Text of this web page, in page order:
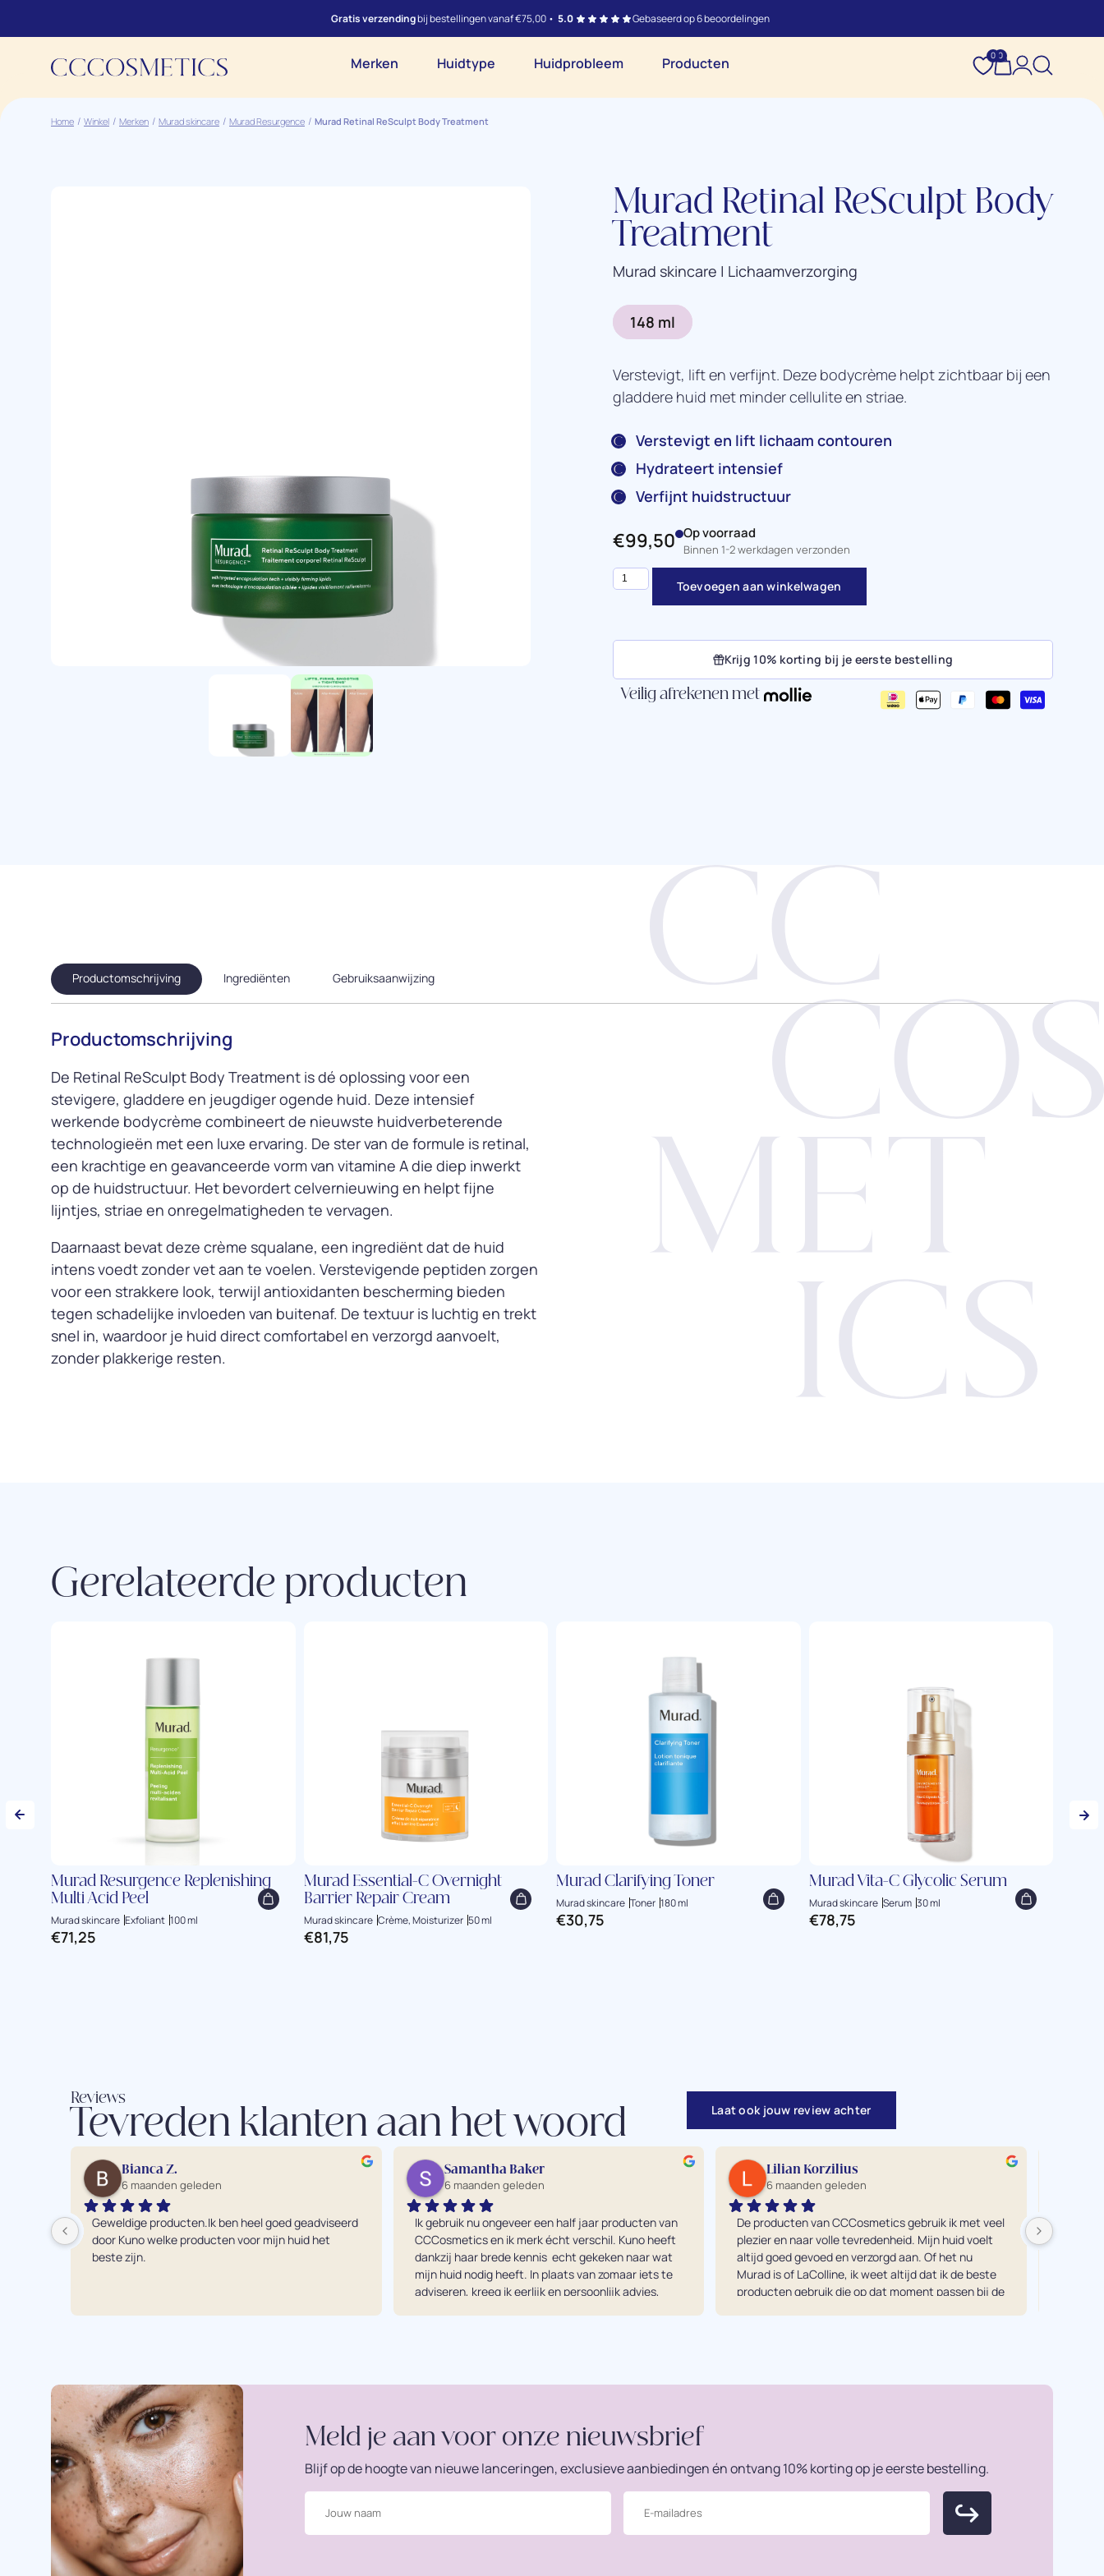
Gratis verzendingbij bestellingen vanaf €75,00 • 5.0 Gebaseerd op 6 beoordelingen
Merken Huidtype Huidprobleem Producten 0 0
Home Winkel Merken Murad skincare Murad Resurgence Murad Retinal ReSculpt Body Treatment
Murad Retinal ReSculpt Body
Treatment
Murad skincare | Lichaamverzorging
148 ml
Verstevigt, lift en verfijnt. Deze bodycrème helpt zichtbaar bij een
gladdere huid met minder cellulite en striae.
Verstevigt en lift lichaam contouren
Hydrateert intensief
Verfijnt huidstructuur
€99,50 Op voorraad
Binnen 1-2 werkdagen verzonden
Toevoegen aan winkelwagen
Krijg 10% korting bij je eerste bestelling
Veilig afrekenen met
Productomschrijving Ingrediënten Gebruiksaanwijzing
Productomschrijving
De Retinal ReSculpt Body Treatment is dé oplossing voor een
stevigere, gladdere en jeugdiger ogende huid. Deze intensief
werkende bodycrème combineert de nieuwste huidverbeterende
technologieën met een luxe ervaring. De ster van de formule is retinal,
een krachtige en geavanceerde vorm van vitamine A die diep inwerkt
op de huidstructuur. Het bevordert celvernieuwing en helpt fijne
lijntjes, striae en onregelmatigheden te vervagen.
Daarnaast bevat deze crème squalane, een ingrediënt dat de huid
intens voedt zonder vet aan te voelen. Verstevigende peptiden zorgen
voor een strakkere look, terwijl antioxidanten bescherming bieden
tegen schadelijke invloeden van buitenaf. De textuur is luchtig en trekt
snel in, waardoor je huid direct comfortabel en verzorgd aanvoelt,
zonder plakkerige resten.
Gerelateerde producten
Murad Resurgence Replenishing
Multi Acid Peel
Murad skincare Exfoliant 100 ml
€71,25
Murad Essential-C Overnight
Barrier Repair Cream
Murad skincare Crème, Moisturizer 50 ml
€81,75
Murad Clarifying Toner
Murad skincare Toner 180 ml
€30,75
Murad Vita-C Glycolic Serum
Murad skincare Serum 30 ml
€78,75
Reviews
Tevreden klanten aan het woord Laat ook jouw review achter
Bianca Z.
6 maanden geleden
Geweldige producten.Ik ben heel goed geadviseerd
door Kuno welke producten voor mijn huid het
beste zijn.
Samantha Baker
6 maanden geleden
Ik gebruik nu ongeveer een half jaar producten van
CCCosmetics en ik merk écht verschil. Kuno heeft
dankzij haar brede kennis  echt gekeken naar wat
mijn huid nodig heeft. In plaats van zomaar iets te
adviseren, kreeg ik eerlijk en persoonlijk advies,
Lilian Korzilius
6 maanden geleden
De producten van CCCosmetics gebruik ik met veel
plezier en naar volle tevredenheid. Mijn huid voelt
altijd goed gevoed en verzorgd aan. Of het nu
Murad is of LaColline, ik weet altijd dat ik de beste
producten gebruik die op dat moment passen bij de
Meld je aan voor onze nieuwsbrief
Blijf op de hoogte van nieuwe lanceringen, exclusieve aanbiedingen én ontvang 10% korting op je eerste bestelling.